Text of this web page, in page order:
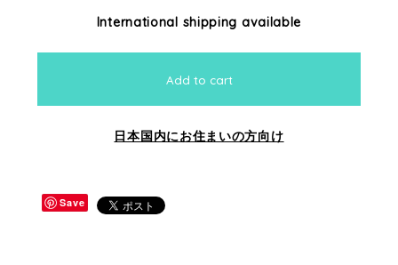
International shipping available
Add to cart
日本国内にお住まいの方向け
Save